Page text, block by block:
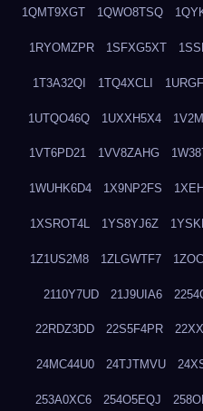
1QMT9XGT 1QWO8TSQ
1RYOMZPR 1SFXG5XT
1T3A32QI 1TQ4XCLI
1UTQO46Q 1UXXH5X4
1VT6PD21 1VV8ZAHG
1WUHK6D4 1X9NP2FS
1XSROT4L 1YS8YJ6Z
1Z1US2M8 1ZLGWTF7
2110Y7UD 21J9UIA6
22RDZ3DD 22S5F4PR
24MC44U0 24TJTMVU
253A0XC6 254O5EQJ